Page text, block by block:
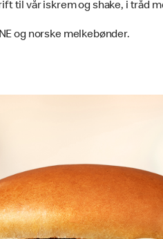
til vår iskrem og shake, i tråd
og norske melkebønder.